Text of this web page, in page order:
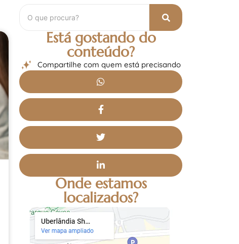
Está gostando do
conteúdo?
Compartilhe com quem está precisando
Onde estamos
localizados?